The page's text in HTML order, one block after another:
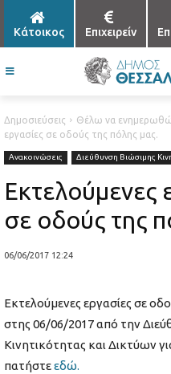
Κάτοικος Επιχειρείν
Δημοσιεύσεις Θέλω να
εργασίες σε οδούς της πόλης μας.
Ανακοινώσεις Διεύθυνση Βιώσιμης
Εκτελούμενες
σε οδούς της
06/06/2017 12:24
Εκτελούμενες εργασίες σε
στης 06/06/2017 από την
Κινητικότητας και Δικτύων
πατήστεεδώ.